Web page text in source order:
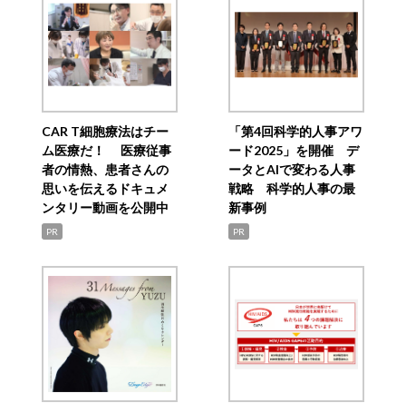
CAR T細胞療法はチー
ム医療だ！ 医療従事
者の情熱、患者さんの
思いを伝えるドキュメ
ンタリー動画を公開中
PR
「第4回科学的人事アワ
ード2025」を開催 デ
ータとAIで変わる人事
戦略 科学的人事の最
新事例
PR